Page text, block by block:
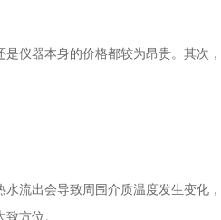
仪器本身的价格都较为昂贵。其次
流出会导致周围介质温度发生变化
方位。